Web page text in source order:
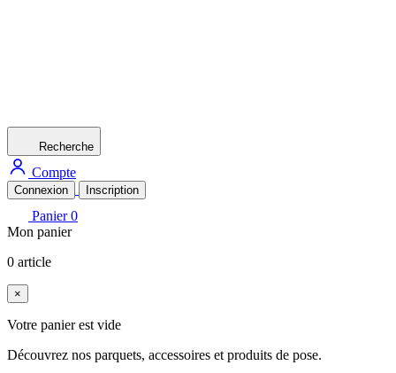
Recherche
Compte
Connexion Inscription
Panier 0
Mon panier
0 article
×
Votre panier est vide
Découvrez nos parquets, accessoires et produits de pose.